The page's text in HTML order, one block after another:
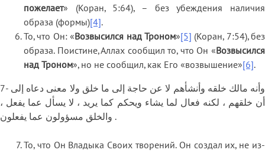
пожелает» (Коран, 5:64), – без убеждения наличия
образа (формы)[4].
То, что Он: «Возвысился над Троном»[5] (Коран, 7:54), без
образа. Поистине, Аллах сообщил то, что Он «Возвысился
над Троном», но не сообщил, как Его «возвышение»[6].
7- وأنه مالك خلقه وأنشأهم لا عن حاجة إلى ما خلق ولا معنى دعاه إلى
أن خلقهم ، لكنه فعال لما يشاء ويحكم كما يريد ، لا يسأل عما يفعل ،
والخلق مسؤولون عما يفعلون .
То, что Он Владыка Своих творений. Он создал их, не из-